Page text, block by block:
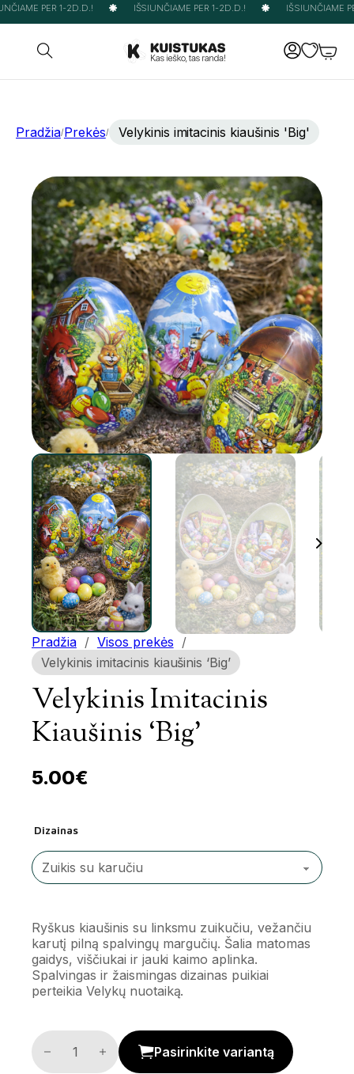
PER 1-2D.D.! IŠSIUNČIAME PER 1-2D.D.! IŠSIUNČIAME
Pradžia/Prekės/ Velykinis imitacinis kiaušinis 'Big'
Pradžia / Visos prekės /
Velykinis imitacinis kiaušinis ‘Big’
Velykinis Imitacinis
Kiaušinis ‘Big’
5.00€
Dizainas
Ryškus kiaušinis su linksmu zuikučiu, vežančiu
karutį pilną spalvingų margučių. Šalia matomas
gaidys, viščiukai ir jauki kaimo aplinka.
Spalvingas ir žaismingas dizainas puikiai
perteikia Velykų nuotaiką.
Velykinis imitacinis kiaušinis 'Big' kiekis
Pasirinkite variantą